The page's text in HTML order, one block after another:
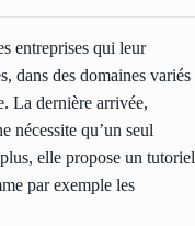
entreprises qui leur
dans des domaines variés
La dernière arrivée,
nécessite qu’un seul
elle propose un tutoriel
par exemple les